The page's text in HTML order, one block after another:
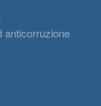
anticorruzione